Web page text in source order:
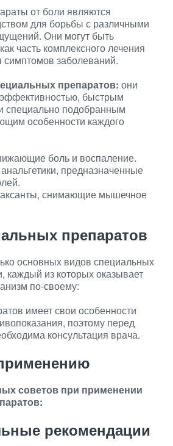
от боли являются
для борьбы с различными
Они могут быть
часть комплексного лечения
симптомов заболеваний.
препаратов: они
быстрым
специально подобранным
особенности каждого
боль и воспаление.
предназначенные
снимающие мышечное
препаратов
основных видов специальных
каждый из которых оказывает
по-своему:
имеет свои особенности
поэтому перед
консультация врача.
советов при применении
рекомендации